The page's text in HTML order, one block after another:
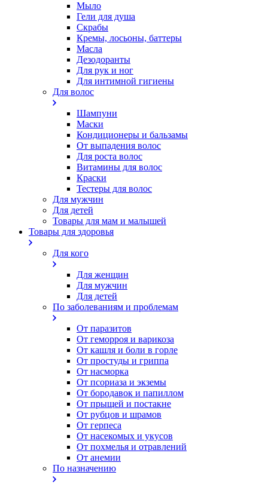
Мыло
Гели для душа
Скрабы
Кремы, лосьоны, баттеры
Масла
Дезодоранты
Для рук и ног
Для интимной гигиены
Для волос
Шампуни
Маски
Кондиционеры и бальзамы
От выпадения волос
Для роста волос
Витамины для волос
Краски
Тестеры для волос
Для мужчин
Для детей
Товары для мам и малышей
Товары для здоровья
Для кого
Для женщин
Для мужчин
Для детей
По заболеваниям и проблемам
От паразитов
Oт геморроя и варикоза
От кашля и боли в горле
От простуды и гриппа
От насморка
Oт псориаза и экземы
От бородавок и папиллом
От прыщей и постакне
От рубцов и шрамов
От герпеса
От насекомых и укусов
От похмелья и отравлений
От анемии
По назначению